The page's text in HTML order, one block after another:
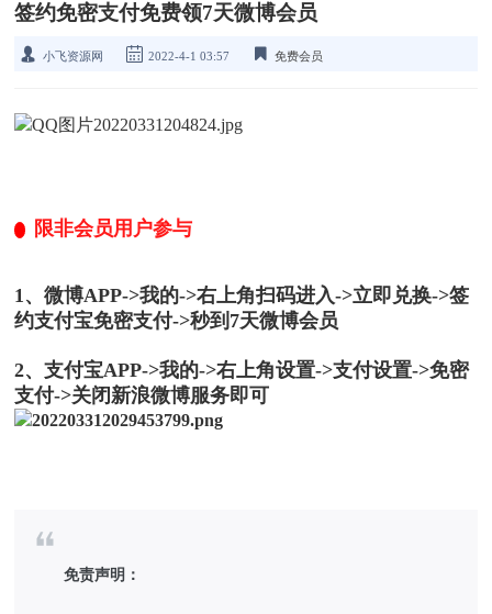
签约免密支付免费领7天微博会员
小飞资源网 2022-4-1 03:57 免费会员
限非会员用户参与
1、微博APP->我的->右上角扫码进入->立即兑换->签
约支付宝免密支付->秒到7天微博会员
2、支付宝APP->我的->右上角设置->支付设置->免密
支付->关闭新浪微博服务即可
免责声明：